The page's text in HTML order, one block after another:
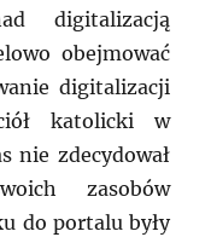
digitalizacją
obejmować
digitalizacji
katolicki w
nie zdecydował
zasobów
do portalu były